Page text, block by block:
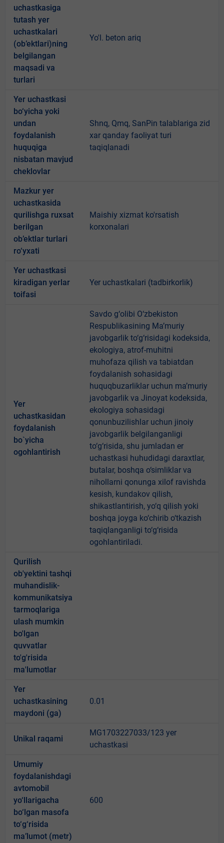
uchastkasiga
tutash yer
uchastkalari
(ob’ektlari)ning
belgilangan
maqsadi va
turlari
Yo'l. beton ariq
Yer uchastkasi
bo‘yicha yoki
undan
foydalanish
huquqiga
nisbatan mavjud
cheklovlar
Shnq, Qmq, SanPin talablariga zid
xar qanday faoliyat turi
taqiqlanadi
Mazkur yer
uchastkasida
qurilishga ruxsat
berilgan
ob’ektlar turlari
ro‘yxati
Maishiy xizmat ko'rsatish
korxonalari
Yer uchastkasi
kiradigan yerlar
toifasi
Yer uchastkalari (tadbirkorlik)
Yer
uchastkasidan
foydalanish
bo`yicha
ogohlantirish
Savdo g‘olibi O‘zbekiston
Respublikasining Ma’muriy
javobgarlik to‘g‘risidagi kodeksida,
ekologiya, atrof-muhitni
muhofaza qilish va tabiatdan
foydalanish sohasidagi
huquqbuzarliklar uchun ma’muriy
javobgarlik va Jinoyat kodeksida,
ekologiya sohasidagi
qonunbuzilishlar uchun jinoiy
javobgarlik belgilanganligi
to‘g‘risida, shu jumladan er
uchastkasi huhudidagi daraxtlar,
butalar, boshqa o‘simliklar va
nihollarni qonunga xilof ravishda
kesish, kundakov qilish,
shikastlantirish, yo‘q qilish yoki
boshqa joyga ko‘chirib o‘tkazish
taqiqlanganligi to‘g‘risida
ogohlantiriladi.
Qurilish
ob'yektini tashqi
muhandislik-
kommunikatsiya
tarmoqlariga
ulash mumkin
bo'lgan
quvvatlar
to'g'risida
ma'lumotlar
Yer
uchastkasining
maydoni (ga)
0.01
Unikal raqami
MG1703227033/123 yer
uchastkasi
Umumiy
foydalanishdagi
avtomobil
yo‘llarigacha
bo‘lgan masofa
to‘g‘risida
ma’lumot (metr)
600